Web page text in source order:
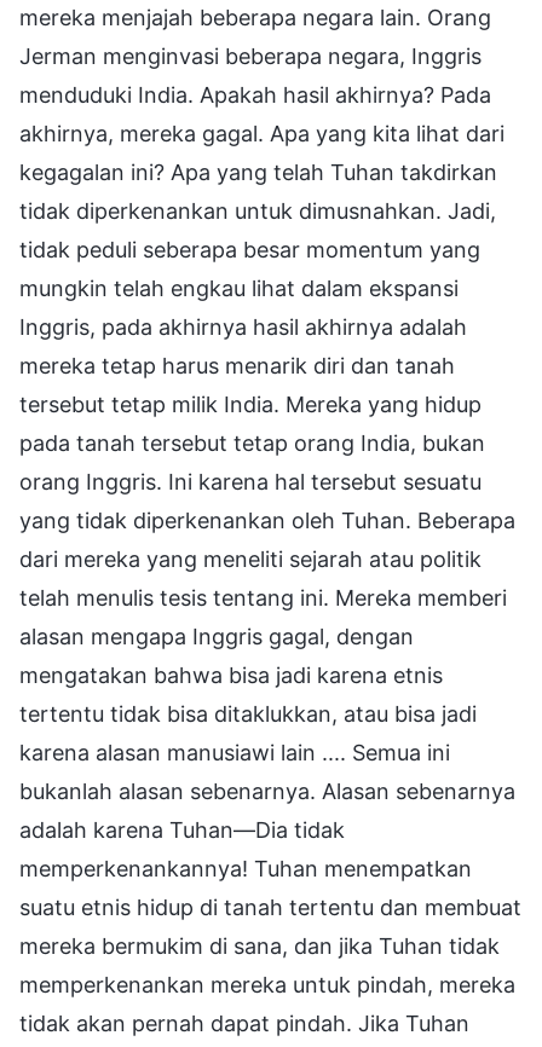
mereka menjajah beberapa negara lain. Orang
Jerman menginvasi beberapa negara, Inggris
menduduki India. Apakah hasil akhirnya? Pada
akhirnya, mereka gagal. Apa yang kita lihat dari
kegagalan ini? Apa yang telah Tuhan takdirkan
tidak diperkenankan untuk dimusnahkan. Jadi,
tidak peduli seberapa besar momentum yang
mungkin telah engkau lihat dalam ekspansi
Inggris, pada akhirnya hasil akhirnya adalah
mereka tetap harus menarik diri dan tanah
tersebut tetap milik India. Mereka yang hidup
pada tanah tersebut tetap orang India, bukan
orang Inggris. Ini karena hal tersebut sesuatu
yang tidak diperkenankan oleh Tuhan. Beberapa
dari mereka yang meneliti sejarah atau politik
telah menulis tesis tentang ini. Mereka memberi
alasan mengapa Inggris gagal, dengan
mengatakan bahwa bisa jadi karena etnis
tertentu tidak bisa ditaklukkan, atau bisa jadi
karena alasan manusiawi lain .... Semua ini
bukanlah alasan sebenarnya. Alasan sebenarnya
adalah karena Tuhan—Dia tidak
memperkenankannya! Tuhan menempatkan
suatu etnis hidup di tanah tertentu dan membuat
mereka bermukim di sana, dan jika Tuhan tidak
memperkenankan mereka untuk pindah, mereka
tidak akan pernah dapat pindah. Jika Tuhan